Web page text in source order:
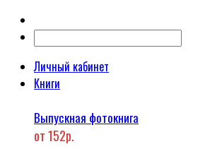
Личный кабинет
Книги
Выпускная фотокнига
от 152р.